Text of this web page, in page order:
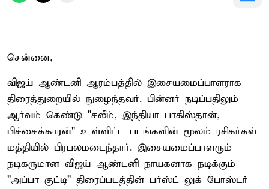
சென்னை,
விஜய் ஆண்டனி ஆரம்பத்தில் இசையமைப்பாளராக
திரைத்துறையில் நுழைந்தவர். பின்னர் நடிப்பதிலும்
ஆர்வம் கெண்டு "சலீம், இந்தியா பாகிஸ்தான்,
பிச்சைக்காரன்" உள்ளிட்ட படங்களின் மூலம் ரசிகர்கள்
மத்தியில் பிரபலமடைந்தார். இசையமைப்பாளரும்
நடிகருமான விஜய் ஆண்டனி நாயகனாக நடிக்கும்
"அப்பா குட்டி" திரைப்படத்தின் பர்ஸ்ட் லுக் போஸ்டர்